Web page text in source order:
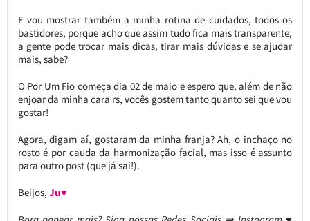
E vou mostrar também a minha rotina de cuidados, todos os
bastidores, porque acho que assim tudo fica mais transparente,
a gente pode trocar mais dicas, tirar mais dúvidas e se ajudar
mais, sabe?
O Por Um Fio começa dia 02 de maio e espero que, além de não
enjoar da minha cara rs, vocês gostem tanto quanto sei que vou
gostar!
Agora, digam aí, gostaram da minha franja? Ah, o inchaço no
rosto é por cauda da harmonização facial, mas isso é assunto
para outro post (que já sai!).
Beijos, Ju♥